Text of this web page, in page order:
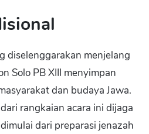
diselenggarakan menjelang
Solo PB XIII menyimpan
dan budaya Jawa.
rangkaian acara ini dijaga
dari preparasi jenazah